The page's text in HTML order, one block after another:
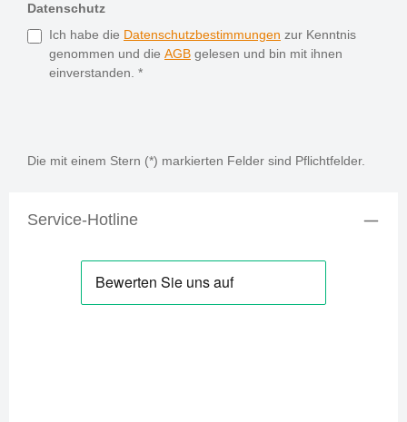
Datenschutz
Ich habe die Datenschutzbestimmungen zur Kenntnis
genommen und die AGB gelesen und bin mit ihnen
einverstanden. *
Die mit einem Stern (*) markierten Felder sind Pflichtfelder.
Service-Hotline